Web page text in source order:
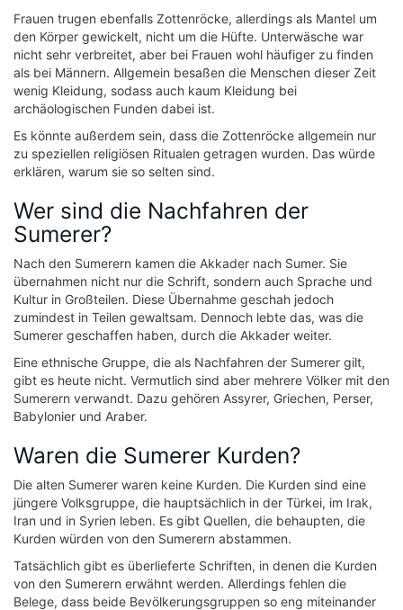
Frauen trugen ebenfalls Zottenröcke, allerdings als Mantel um
den Körper gewickelt, nicht um die Hüfte. Unterwäsche war
nicht sehr verbreitet, aber bei Frauen wohl häufiger zu finden
als bei Männern. Allgemein besaßen die Menschen dieser Zeit
wenig Kleidung, sodass auch kaum Kleidung bei
archäologischen Funden dabei ist.
Es könnte außerdem sein, dass die Zottenröcke allgemein nur
zu speziellen religiösen Ritualen getragen wurden. Das würde
erklären, warum sie so selten sind.
Wer sind die Nachfahren der
Sumerer?
Nach den Sumerern kamen die Akkader nach Sumer. Sie
übernahmen nicht nur die Schrift, sondern auch Sprache und
Kultur in Großteilen. Diese Übernahme geschah jedoch
zumindest in Teilen gewaltsam. Dennoch lebte das, was die
Sumerer geschaffen haben, durch die Akkader weiter.
Eine ethnische Gruppe, die als Nachfahren der Sumerer gilt,
gibt es heute nicht. Vermutlich sind aber mehrere Völker mit den
Sumerern verwandt. Dazu gehören Assyrer, Griechen, Perser,
Babylonier und Araber.
Waren die Sumerer Kurden?
Die alten Sumerer waren keine Kurden. Die Kurden sind eine
jüngere Volksgruppe, die hauptsächlich in der Türkei, im Irak,
Iran und in Syrien leben. Es gibt Quellen, die behaupten, die
Kurden würden von den Sumerern abstammen.
Tatsächlich gibt es überlieferte Schriften, in denen die Kurden
von den Sumerern erwähnt werden. Allerdings fehlen die
Belege, dass beide Bevölkerungsgruppen so eng miteinander